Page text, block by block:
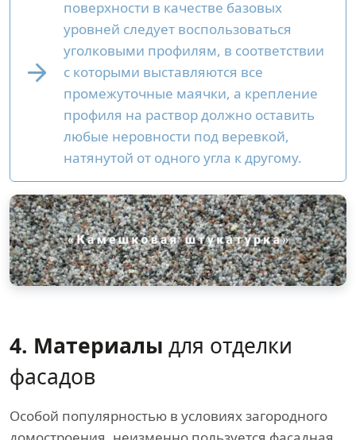
поверхности в качестве базовых
уровней следует воспользоваться
уголковыми профилям, в соответствии
с которыми выставляются все
промежуточные маячки, а крепление
профиля на раствор должно оставить
любые неровности под веревкой,
натянутой от одного угла к другому.
4. Материалы для отделки
фасадов
Особой популярностью в условиях загородного